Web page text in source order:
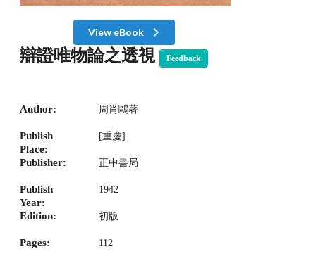
View eBook
辯證唯物論之透視 Feedback
Author: 周肖鷗著
Publish
Place:
[重慶]
Publisher: 正中書局
Publish
Year:
1942
Edition: 初版
Pages: 112